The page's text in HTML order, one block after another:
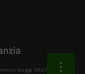
(Legge 662/96 )